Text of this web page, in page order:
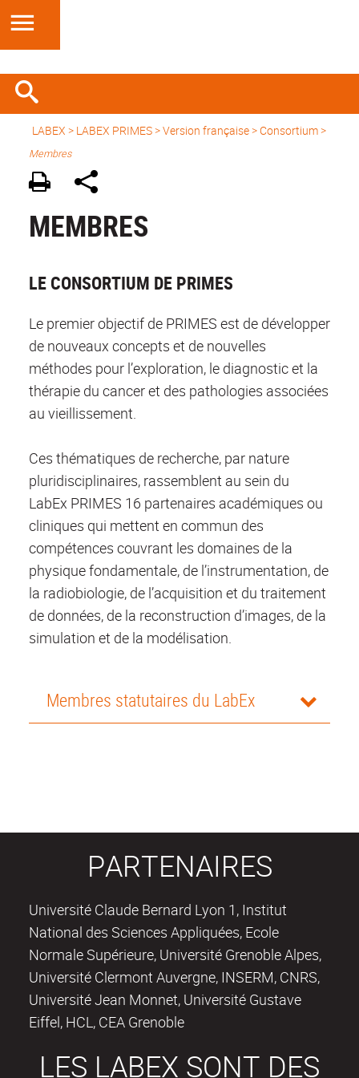
LABEX > LABEX PRIMES>Version française> Consortium >
Membres
MEMBRES
LE CONSORTIUM DE PRIMES
Le premier objectif de PRIMES est de développer
de nouveaux concepts et de nouvelles
méthodes pour l’exploration, le diagnostic et la
thérapie du cancer et des pathologies associées
au vieillissement.
Ces thématiques de recherche, par nature
pluridisciplinaires, rassemblent au sein du
LabEx PRIMES 16 partenaires académiques ou
cliniques qui mettent en commun des
compétences couvrant les domaines de la
physique fondamentale, de l’instrumentation, de
la radiobiologie, de l’acquisition et du traitement
de données, de la reconstruction d’images, de la
simulation et de la modélisation.
Membres statutaires du LabEx
PARTENAIRES
Université Claude Bernard Lyon 1, Institut
National des Sciences Appliquées, Ecole
Normale Supérieure, Université Grenoble Alpes,
Université Clermont Auvergne, INSERM, CNRS,
Université Jean Monnet, Université Gustave
Eiffel, HCL, CEA Grenoble
LES LABEX SONT DES